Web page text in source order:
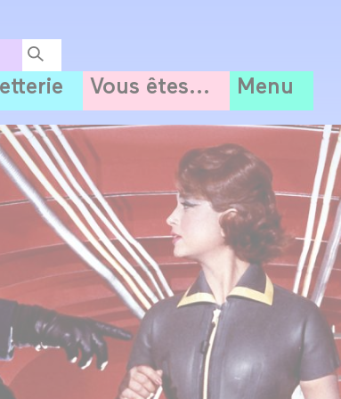
Vous êtes... Menu